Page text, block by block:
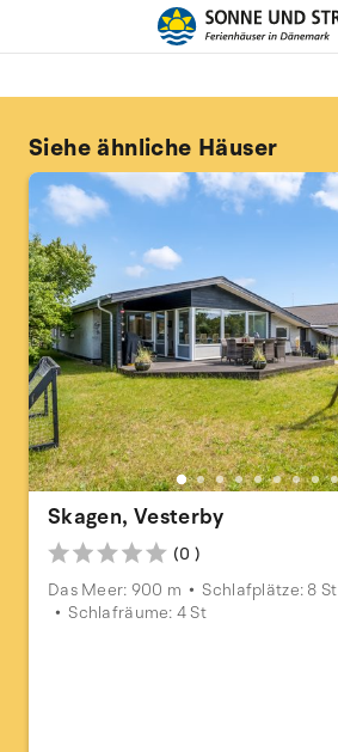
Siehe ähnliche Häuser
Skagen, Vesterby
(0 )
Das Meer: 900 m
Schlafplätze: 8 St
Schlafräume: 4 St